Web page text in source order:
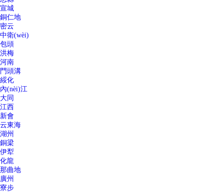
宣城
銅仁地
密云
中衛(wèi)
包頭
洪梅
河南
門頭溝
綏化
內(nèi)江
大同
江西
新會
云東海
湖州
銅梁
伊犁
化龍
那曲地
廣州
寮步